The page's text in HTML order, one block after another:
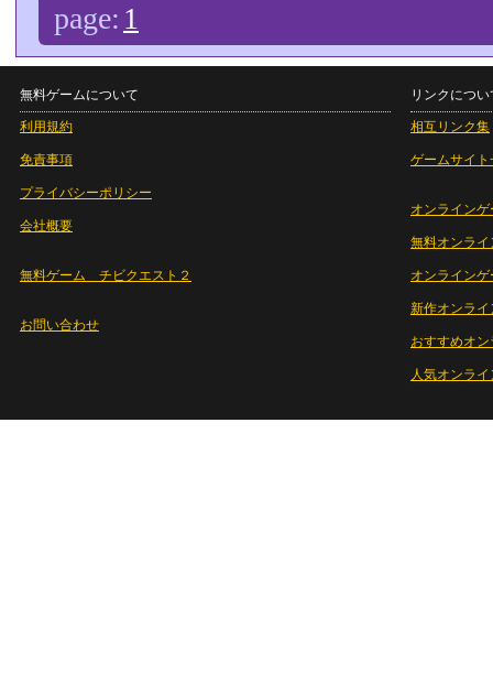
page: 1
無料ゲームについて
利用規約
免責事項
プライバシーポリシー
会社概要
無料ゲーム チビクエスト２
お問い合わせ
リンクについ
相互リンク集
ゲームサイト
オンラインゲ
無料オンライ
オンライン
新作オンライ
おすすめオ
人気オンラ